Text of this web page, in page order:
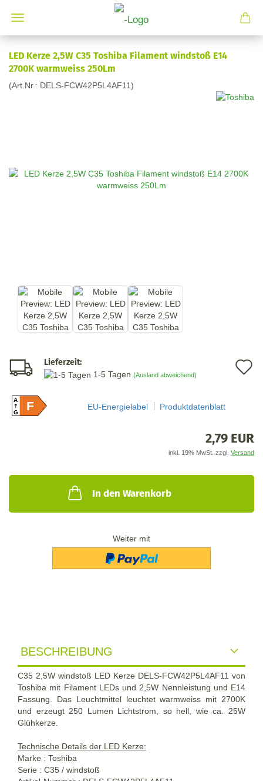
LED Kerze 2,5W C35 Toshiba Filament windstoß E14
2700K warmweiss 250Lm
(Art.Nr.: DELS-FCW42P5L4AF11)
Lieferzeit:
1-5 Tagen (Ausland abweichend)
A
GF EU-Energielabel Produktdatenblatt
2,79 EUR
inkl. 19% MwSt. zzgl. Versand
In den Warenkorb
Weiter mit
BESCHREIBUNG
C35 2,5W windstoß LED Kerze DELS-FCW42P5L4AF11 von
Toshiba mit Filament LEDs und 2,5W Nennleistung und E14
Fassung. Das Leuchtmittel leuchtet warmweiss mit 2700K
und erzeugt 250 Lumen Lichtstrom, so hell, wie ca. 25W
Glühkerze.
Technische Details der LED Kerze:
Marke : Toshiba
Serie : C35 / windstoß